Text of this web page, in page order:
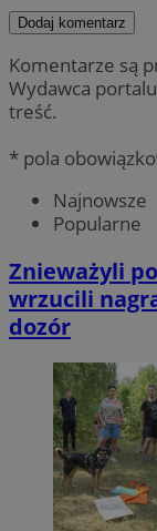
Dodaj komentarz
Komentarze są
Wydawca
treść.
* pola
Najnowsze
Popularne
Znieważyli
wrzucili
dozór